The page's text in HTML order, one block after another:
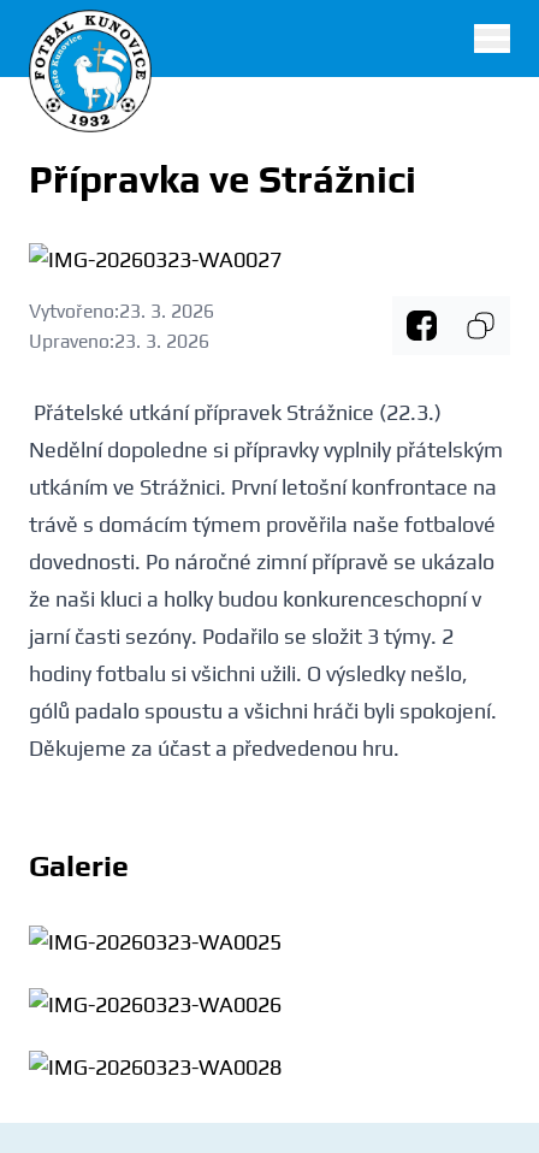
FK Kunovice
Přípravka ve Strážnici
Vytvořeno:23. 3. 2026
Upraveno:23. 3. 2026
Přátelské utkání přípravek Strážnice (22.3.)
Nedělní dopoledne si přípravky vyplnily přátelským
utkáním ve Strážnici. První letošní konfrontace na
trávě s domácím týmem prověřila naše fotbalové
dovednosti. Po náročné zimní přípravě se ukázalo
že naši kluci a holky budou konkurenceschopní v
jarní časti sezóny. Podařilo se složit 3 týmy. 2
hodiny fotbalu si všichni užili. O výsledky nešlo,
gólů padalo spoustu a všichni hráči byli spokojení.
Děkujeme za účast a předvedenou hru.
Galerie